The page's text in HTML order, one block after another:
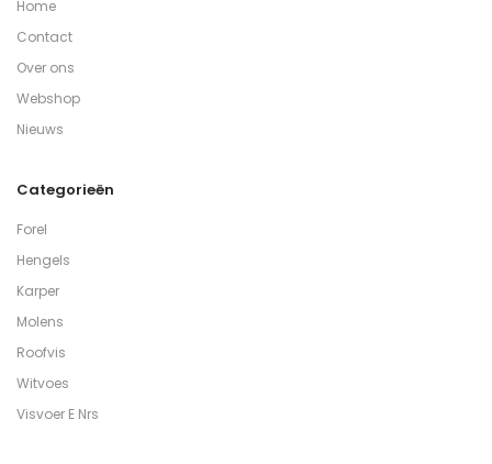
Home
Contact
Over ons
Webshop
Nieuws
Categorieën
Forel
Hengels
Karper
Molens
Roofvis
Witvoes
Visvoer E Nrs